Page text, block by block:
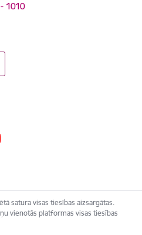
1010
satura visas tiesības aizsargātas.
vienotās platformas visas tiesības